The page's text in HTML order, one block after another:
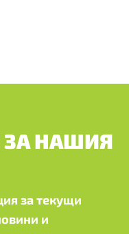
ЗА НАШИЯ
за текущи
и